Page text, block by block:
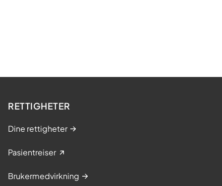
RETTIGHETER
Dine rettigheter
Pasientreiser
Brukermedvirkning